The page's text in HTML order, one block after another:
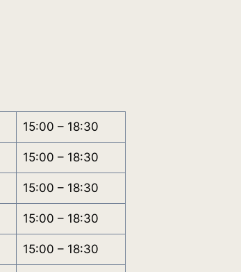
15:00 – 18:30
15:00 – 18:30
15:00 – 18:30
15:00 – 18:30
15:00 – 18:30